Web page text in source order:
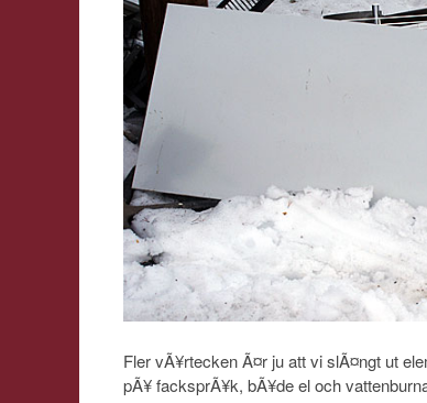
Fler vÃ¥rtecken Ã¤r ju att vi slÃ¤ngt ut
pÃ¥ facksprÃ¥k, bÃ¥de el och